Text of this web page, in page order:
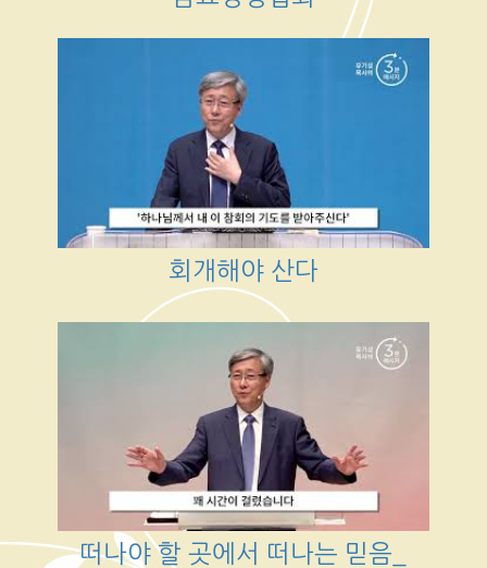
회개해야 산다
떠나야 할 곳에서 떠나는 믿음_